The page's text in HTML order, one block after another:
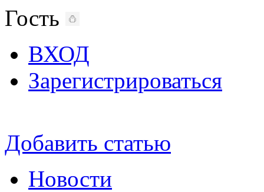
Гость
ВХОД
Зарегистрироваться
Добавить статью
Новости